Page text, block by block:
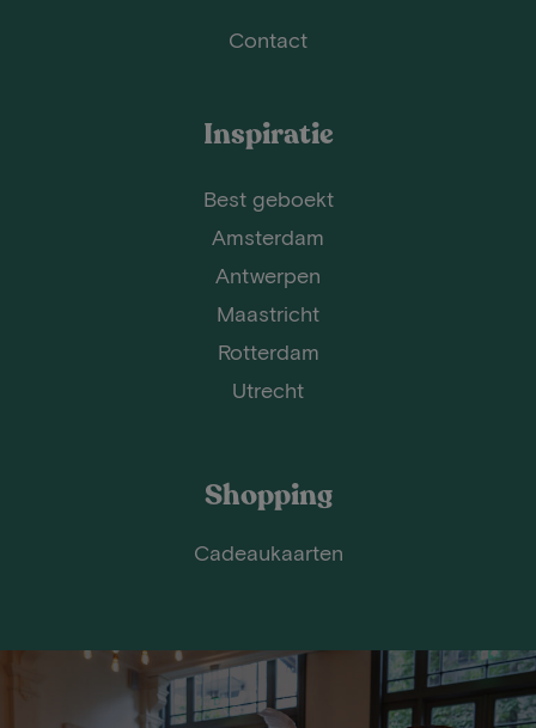
Contact
Inspiratie
Best geboekt
Amsterdam
Antwerpen
Maastricht
Rotterdam
Utrecht
Shopping
Cadeaukaarten